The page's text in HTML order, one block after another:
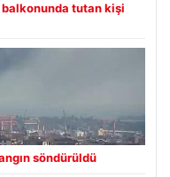
balkonunda tutan kişi
söndürüldü